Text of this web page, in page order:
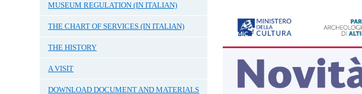
MUSEUM REGULATION (IN ITALIAN)
THE CHART OF SERVICES (IN ITALIAN)
THE HISTORY
A VISIT
DOWNLOAD DOCUMENT AND MATERIALS